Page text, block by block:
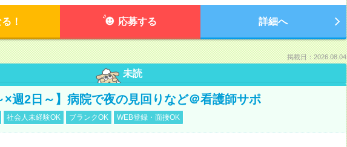
！ 応募する 詳細へ
掲載日：2026.08.04
未読
×週2日～】病院で夜の見回りなど＠看護師サポ
社会人未経験OK ブランクOK WEB登録・面接OK